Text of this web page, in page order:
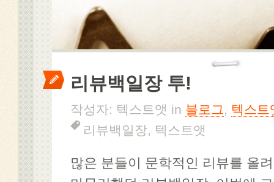
리뷰백일장 투!
작성자: 텍스트앳 in 블로그 , 텍스트
리뷰백일장, 텍스트앳
많은 분들이 문학적인 리뷰를 올